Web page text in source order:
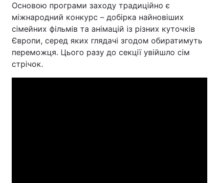
Основою програми заходу традиційно є
міжнародний конкурс – добірка найновіших
сімейних фільмів та анімацій із різних куточків
Європи, серед яких глядачі згодом обиратимуть
переможця. Цього разу до секції увійшло сім
стрічок.